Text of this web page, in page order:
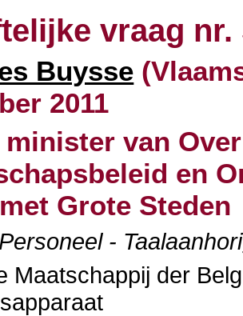
vraag nr.
Buysse
2011
minister van
en
Grote Steden
-
Maatschappij der